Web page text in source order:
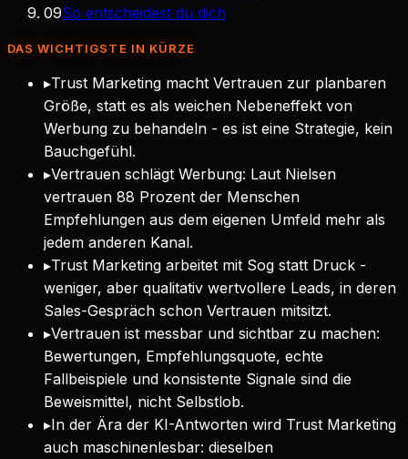
09So entscheidest du dich
DAS WICHTIGSTE IN KÜRZE
▸Trust Marketing macht Vertrauen zur planbaren
Größe, statt es als weichen Nebeneffekt von
Werbung zu behandeln - es ist eine Strategie, kein
Bauchgefühl.
▸Vertrauen schlägt Werbung: Laut Nielsen
vertrauen 88 Prozent der Menschen
Empfehlungen aus dem eigenen Umfeld mehr als
jedem anderen Kanal.
▸Trust Marketing arbeitet mit Sog statt Druck -
weniger, aber qualitativ wertvollere Leads, in deren
Sales-Gespräch schon Vertrauen mitsitzt.
▸Vertrauen ist messbar und sichtbar zu machen:
Bewertungen, Empfehlungsquote, echte
Fallbeispiele und konsistente Signale sind die
Beweismittel, nicht Selbstlob.
▸In der Ära der KI-Antworten wird Trust Marketing
auch maschinenlesbar: dieselben